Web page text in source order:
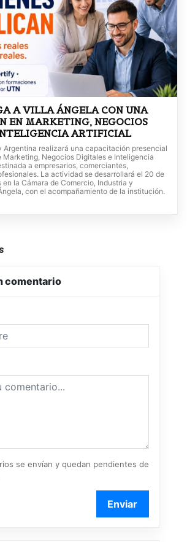
A VILLA ÁNGELA CON UNA
EN MARKETING, NEGOCIOS
ARTIFICIAL
Argentina realizará una capacitación presencial
Marketing, Negocios Digitales e Inteligencia
a empresarios, comerciantes,
La actividad se desarrollará el 20 de
en la Cámara de Comercio, Industria y
con el acompañamiento de la institución.
comentario
se envían y quedan pendientes de
Enviar